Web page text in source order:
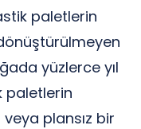
paletlerin
yüzlerce yıl
paletlerin
veya plansız bir